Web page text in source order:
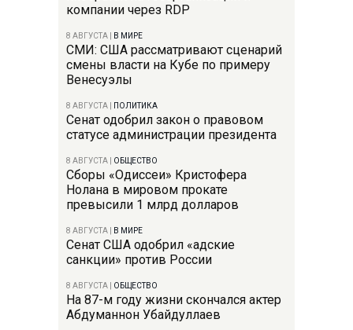
компании через RDP
8 АВГУСТА В МИРЕ
СМИ: США рассматривают сценарий
смены власти на Кубе по примеру
Венесуэлы
8 АВГУСТА ПОЛИТИКА
Сенат одобрил закон о правовом
статусе администрации президента
8 АВГУСТА ОБЩЕСТВО
Сборы «Одиссеи» Кристофера
Нолана в мировом прокате
превысили 1 млрд долларов
8 АВГУСТА В МИРЕ
Сенат США одобрил «адские
санкции» против России
8 АВГУСТА ОБЩЕСТВО
На 87-м году жизни скончался актер
Абдуманнон Убайдуллаев